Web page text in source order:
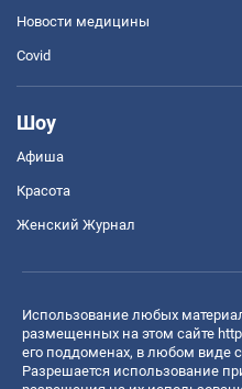
Новости медицины
Covid
Шоу
Афиша
Красота
Женский Журнал
Использование любых
размещенных на этом сайте
его поддоменах, в любом виде
Разрешается использование